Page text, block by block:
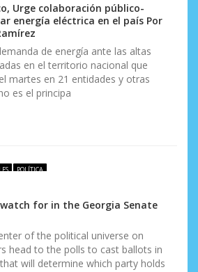
Urge colaboración público-
energía eléctrica en el país Por
de energía ante las altas
en el territorio nacional que
martes en 21 entidades y otras
es el principa
POLÍTICA
for in the Georgia Senate
of the political universe on
head to the polls to cast ballots in
will determine which party holds